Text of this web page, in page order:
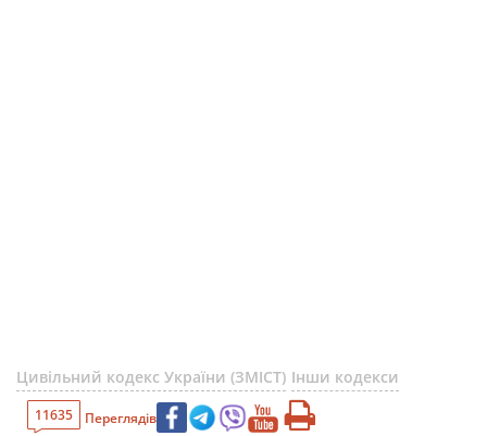
Цивільний кодекс України (ЗМІСТ) Інши кодекси
11635 Переглядів